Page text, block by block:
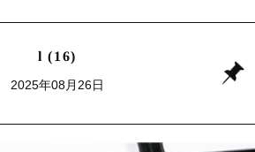
l (16)
2025年08月26日